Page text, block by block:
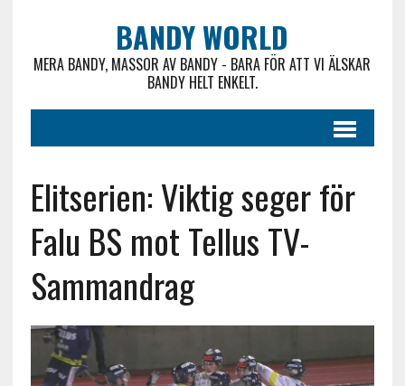
BANDY WORLD
MERA BANDY, MASSOR AV BANDY - BARA FÖR ATT VI ÄLSKAR
BANDY HELT ENKELT.
Elitserien: Viktig seger för
Falu BS mot Tellus TV-
Sammandrag